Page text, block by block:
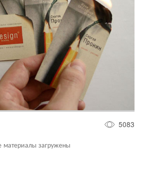
5083
материалы загружены